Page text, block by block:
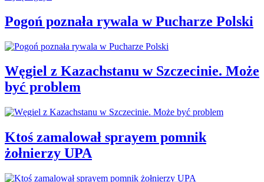
Pogoń poznała rywala w Pucharze Polski
Węgiel z Kazachstanu w Szczecinie. Może
być problem
Ktoś zamalował sprayem pomnik
żołnierzy UPA